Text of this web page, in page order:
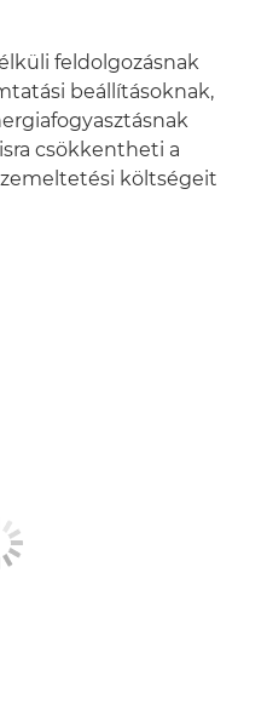
feldolgozásnak
beállításoknak,
csökkentheti a
költségeit